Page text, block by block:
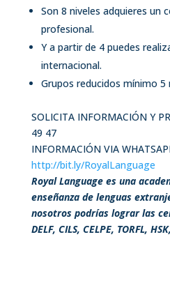
Son 8 niveles adquieres un
profesional.
Y a partir de 4 puedes
internacional.
Grupos reducidos mínimo
SOLICITA INFORMACIÓN Y
49 47
INFORMACIÓN VIA
http://bit.ly/RoyalLanguage
Royal Language es una
enseñanza de lenguas
nosotros podrías lograr las
DELF, CILS, CELPE, TORFL,